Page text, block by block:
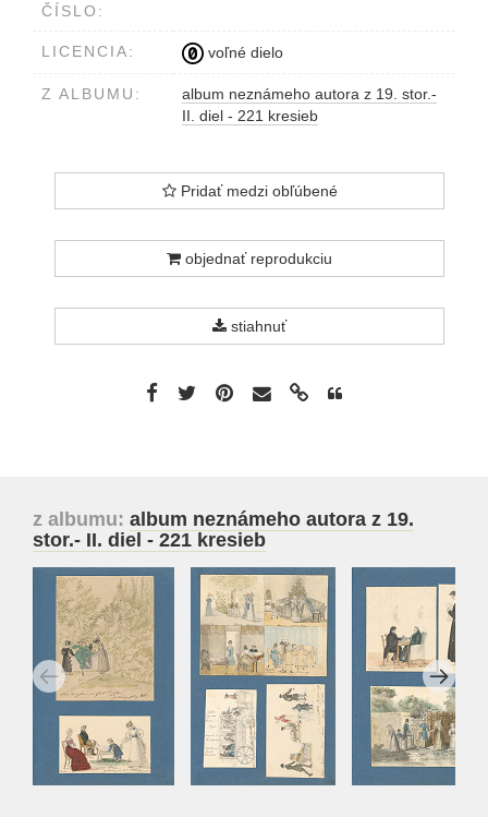
ČÍSLO:
LICENCIA: voľné dielo
Z ALBUMU:
album neznámeho autora z 19. stor.-
II. diel - 221 kresieb
Pridať medzi obľúbené
objednať reprodukciu
stiahnuť
z albumu: album neznámeho autora z 19.
stor.- II. diel - 221 kresieb